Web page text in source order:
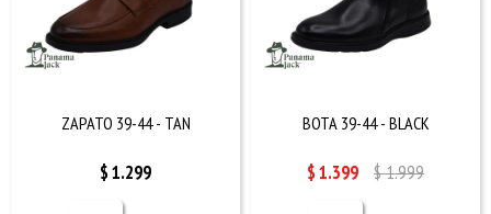
ZAPATO 39-44 - TAN
$1.299
BOTA 39-44 - BLACK
$1.399 $1.999